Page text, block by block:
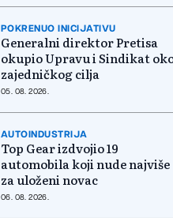
POKRENUO INICIJATIVU
Generalni direktor Pretisa
okupio Upravu i Sindikat
zajedničkog cilja
05. 08. 2026.
AUTOINDUSTRIJA
Top Gear izdvojio 19
automobila koji nude najviše
za uloženi novac
06. 08. 2026.